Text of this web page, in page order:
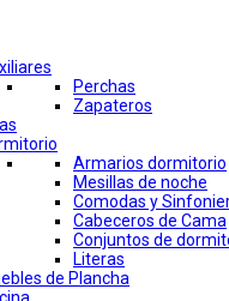
Perchas
Zapateros
Armarios dormitorio
Mesillas de noche
Comodas y
Cabeceros de Cama
Conjuntos de
Literas
de Plancha